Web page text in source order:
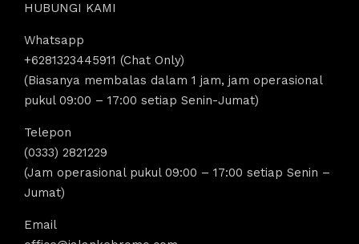
HUBUNGI KAMI
Whatsapp
+6281323445911 (Chat Only)
(Biasanya membalas dalam 1 jam, jam operasional
pukul 09:00 – 17:00 setiap Senin-Jumat)
Telepon
(0333) 2821229
(Jam operasional pukul 09:00 – 17:00 setiap Senin –
Jumat)
Email